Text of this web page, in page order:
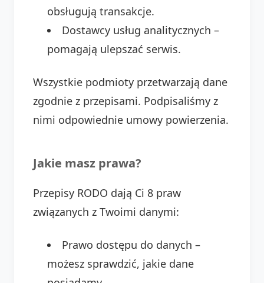
obsługują transakcje.
Dostawcy usług analitycznych –
pomagają ulepszać serwis.
Wszystkie podmioty przetwarzają dane
zgodnie z przepisami. Podpisaliśmy z
nimi odpowiednie umowy powierzenia.
Jakie masz prawa?
Przepisy RODO dają Ci 8 praw
związanych z Twoimi danymi:
Prawo dostępu do danych –
możesz sprawdzić, jakie dane